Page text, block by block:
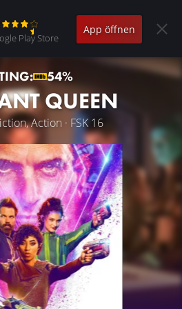
Play Store
App öffnen
54%
QUEEN
Action · FSK 16